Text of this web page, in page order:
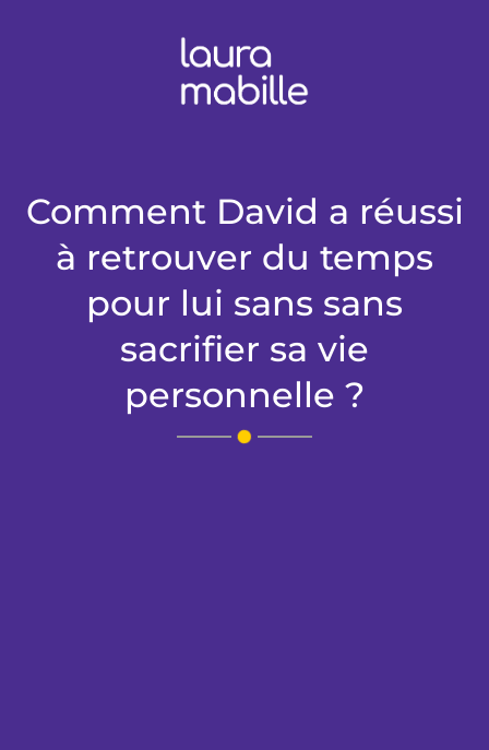
Comment David a réussi
à retrouver du temps
pour lui sans sans
sacrifier sa vie
personnelle ?